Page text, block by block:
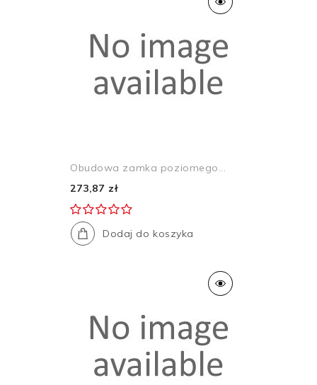
Obudowa zamka poziomego...
273,87 zł
Dodaj do koszyka